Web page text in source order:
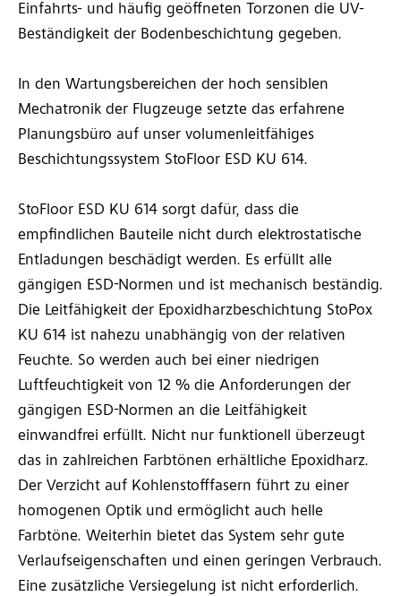
Einfahrts- und häufig geöffneten Torzonen die UV-
Beständigkeit der Bodenbeschichtung gegeben.
In den Wartungsbereichen der hoch sensiblen
Mechatronik der Flugzeuge setzte das erfahrene
Planungsbüro auf unser volumenleitfähiges
Beschichtungssystem StoFloor ESD KU 614.
StoFloor ESD KU 614 sorgt dafür, dass die
empfindlichen Bauteile nicht durch elektrostatische
Entladungen beschädigt werden. Es erfüllt alle
gängigen ESD-Normen und ist mechanisch beständig.
Die Leitfähigkeit der Epoxidharzbeschichtung StoPox
KU 614 ist nahezu unabhängig von der relativen
Feuchte. So werden auch bei einer niedrigen
Luftfeuchtigkeit von 12 % die Anforderungen der
gängigen ESD-Normen an die Leitfähigkeit
einwandfrei erfüllt. Nicht nur funktionell überzeugt
das in zahlreichen Farbtönen erhältliche Epoxidharz.
Der Verzicht auf Kohlenstofffasern führt zu einer
homogenen Optik und ermöglicht auch helle
Farbtöne. Weiterhin bietet das System sehr gute
Verlaufseigenschaften und einen geringen Verbrauch.
Eine zusätzliche Versiegelung ist nicht erforderlich.